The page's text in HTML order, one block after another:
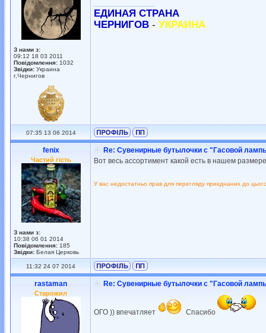
З нами з:
09:12 18 03 2011
Повідомлення: 1032
Звідки: Украина
г,Чернигов
ЕДИНАЯ СТРАНА
ЧЕРНИГОВ - УКРАИНА
07:35 13 06 2014
fenix
Частий гість
З нами з:
10:38 06 01 2014
Повідомлення: 185
Звідки: Белая Церковь
Re: Сувенирные бутылочки с "Гасовой
Вот весь ассортимент какой есть в нашем
У вас недостатньо прав для перегляду приєднаних до
11:32 24 07 2014
rastaman
Старожил
Re: Сувенирные бутылочки с "Гасовой
ОГО )) впечатляет Спасибо